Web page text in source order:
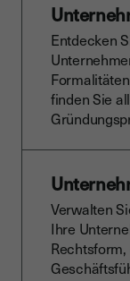
Entdecken
finden Sie
Verwalten
Ihre